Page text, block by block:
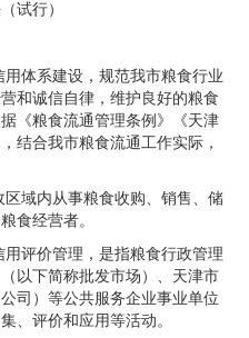
试行）
体系建设，规范我市粮食行业
和诚信自律，维护良好的粮食
《粮食流通管理条例》《天津
结合我市粮食流通工作实际，
域内从事粮食收购、销售、储
食经营者。
评价管理，是指粮食行政管理
以下简称批发市场）、天津市
司）等公共服务企业事业单位
、评价和应用等活动。